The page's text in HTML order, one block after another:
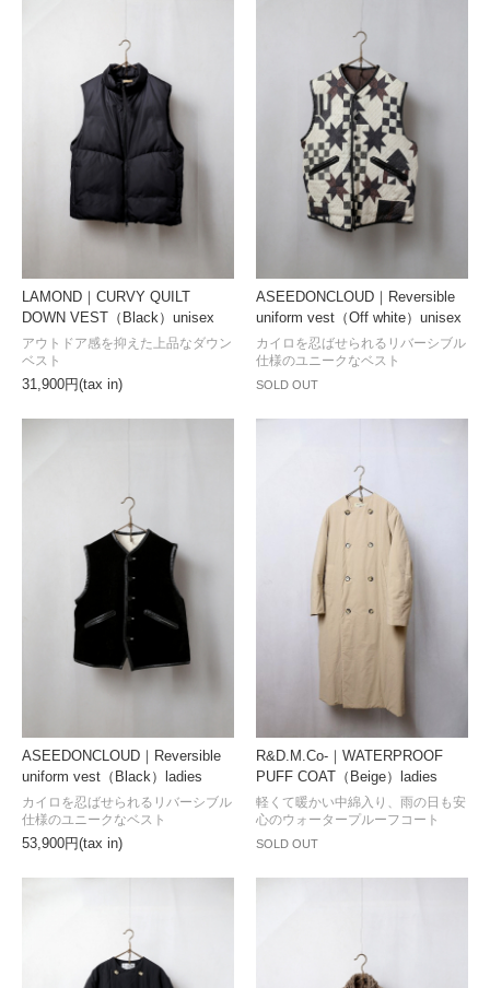
LAMOND｜CURVY QUILT
DOWN VEST（Black）unisex
31,900円(tax in)
アウトドア感を抑えた上品なダウン
ベスト
ASEEDONCLOUD｜Reversible
uniform vest（Off white）unisex
SOLD OUT
カイロを忍ばせられるリバーシブル
仕様のユニークなベスト
ASEEDONCLOUD｜Reversible
uniform vest（Black）ladies
53,900円(tax in)
カイロを忍ばせられるリバーシブル
仕様のユニークなベスト
R&D.M.Co-｜WATERPROOF
PUFF COAT（Beige）ladies
SOLD OUT
軽くて暖かい中綿入り、雨の日も安
心のウォータープルーフコート